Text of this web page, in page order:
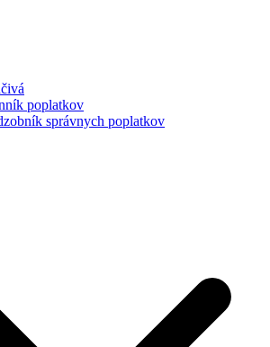
poplatkov
správnych poplatkov